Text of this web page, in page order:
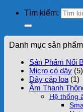
Tìm kiếm:
Danh mục sản phẩm
Sản Phẩm Nổi
Micro có dây (5)
Dây cáp loa (1)
Âm Thanh
Hệ thống